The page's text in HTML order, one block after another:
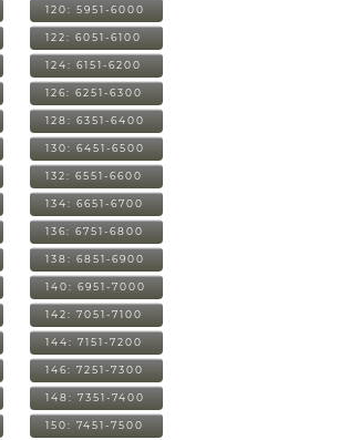
120: 5951-6000
122: 6051-6100
124: 6151-6200
126: 6251-6300
128: 6351-6400
130: 6451-6500
132: 6551-6600
134: 6651-6700
136: 6751-6800
138: 6851-6900
140: 6951-7000
142: 7051-7100
144: 7151-7200
146: 7251-7300
148: 7351-7400
150: 7451-7500